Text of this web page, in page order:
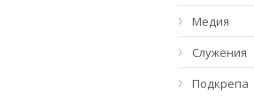
Медия
Служения
Подкрепа